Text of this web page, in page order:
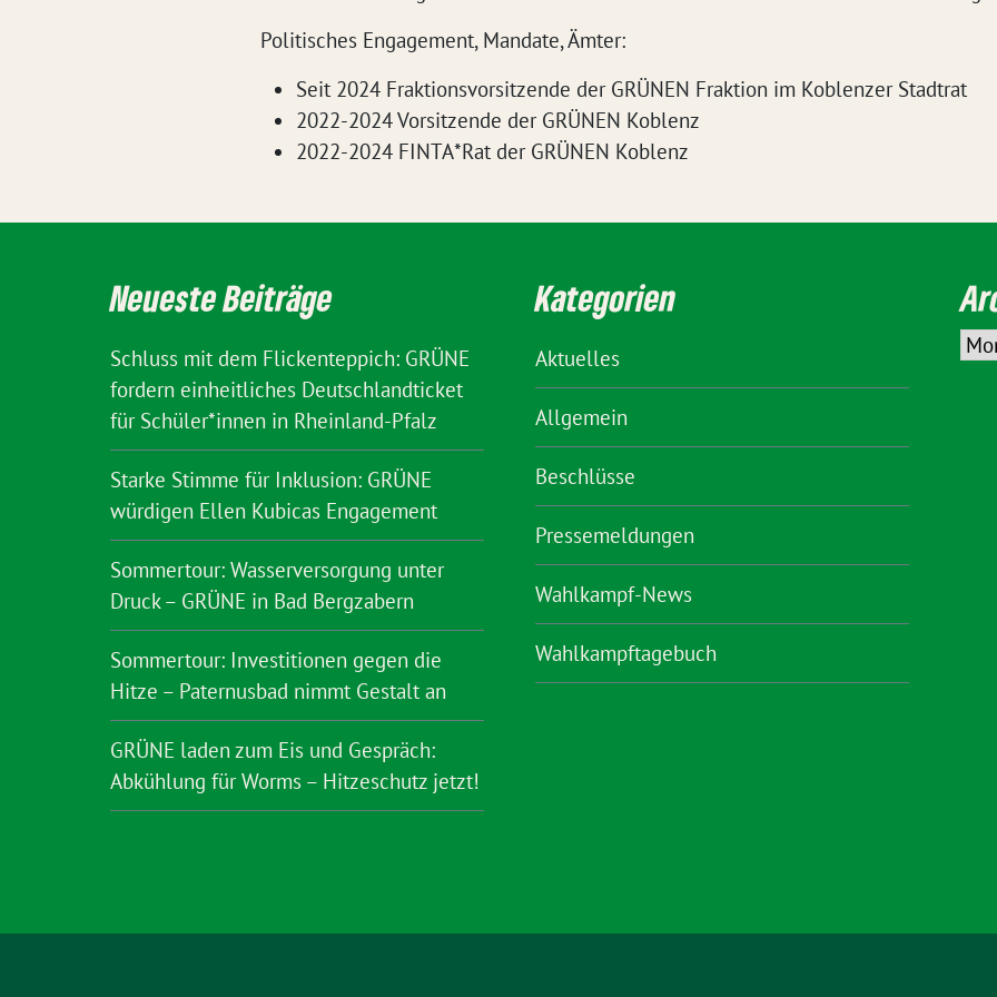
Politisches Engagement, Mandate, Ämter:
Seit 2024 Fraktionsvorsitzende der GRÜNEN Fraktion im Koblenzer Stadtrat
2022-2024 Vorsitzende der GRÜNEN Koblenz
2022-2024 FINTA*Rat der GRÜNEN Koblenz
Neueste Beiträge
Schluss mit dem Flickenteppich: GRÜNE
fordern einheitliches Deutschlandticket
für Schüler*innen in Rheinland-Pfalz
Starke Stimme für Inklusion: GRÜNE
würdigen Ellen Kubicas Engagement
Sommertour: Wasserversorgung unter
Druck – GRÜNE in Bad Bergzabern
Sommertour: Investitionen gegen die
Hitze – Paternusbad nimmt Gestalt an
GRÜNE laden zum Eis und Gespräch:
Abkühlung für Worms – Hitzeschutz jetzt!
Kategorien
Aktuelles
Allgemein
Beschlüsse
Pressemeldungen
Wahlkampf-News
Wahlkampftagebuch